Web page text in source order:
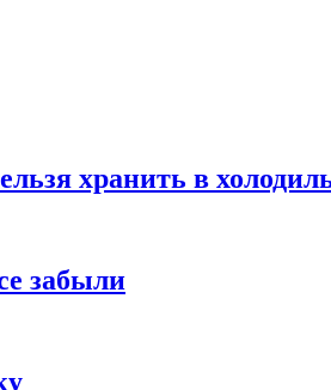
хранить в
забыли